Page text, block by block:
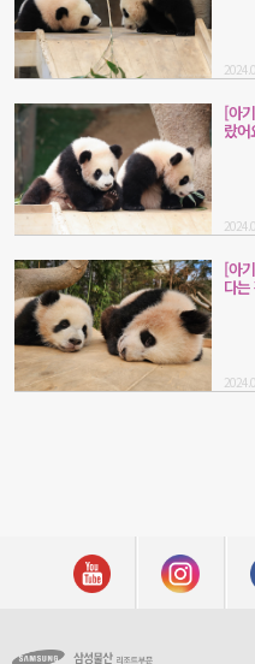
[아
랐
[아
다는